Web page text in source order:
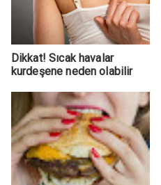
Dikkat! Sıcak havalar
kurdeşene neden olabilir